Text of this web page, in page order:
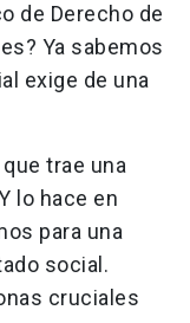
de Derecho de
Ya sabemos
exige de una
trae una
lo hace en
para una
social.
cruciales